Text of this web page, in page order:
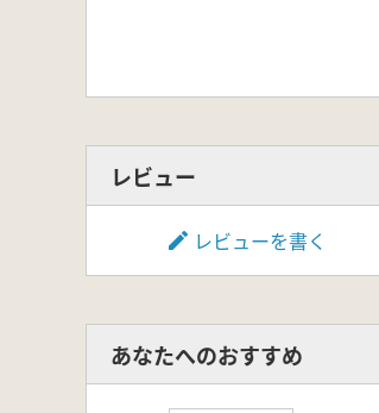
レビュー
レビューを書く
あなたへのおすすめ